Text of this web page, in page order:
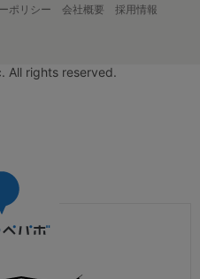
ポリシー 会社概要
採用情報
All rights reserved.